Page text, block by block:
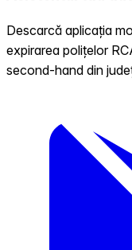
Descarcă aplicația
expirarea polițelor
second-hand din